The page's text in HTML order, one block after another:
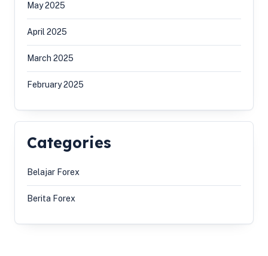
May 2025
April 2025
March 2025
February 2025
Categories
Belajar Forex
Berita Forex